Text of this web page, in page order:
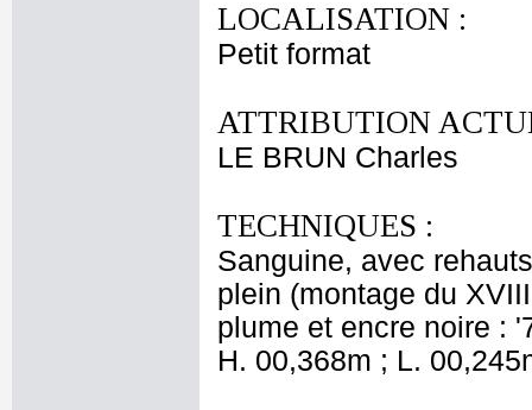
LOCALISATION :
Petit format
ATTRIBUTION
LE BRUN Charles
TECHNIQUES :
Sanguine, avec
plein (montage du
plume et encre noire :
H. 00,368m ; L.